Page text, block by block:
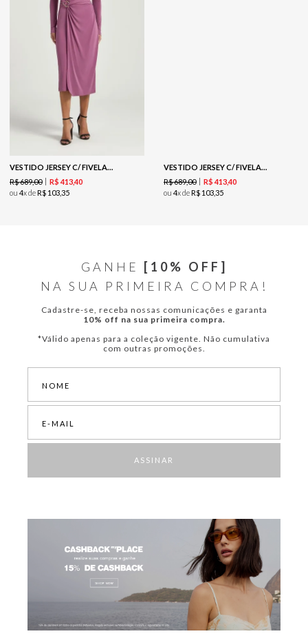
VESTIDO JERSEY C/ FIVELA - LUXO
R$689,00 R$ 41340
ou 4x deR$ 10335
VESTIDO JERSEY C/ FIVELA - MARROM
R$689,00 R$ 41340
ou 4x deR$ 10335
GANHE
[10% OFF]
NA SUA PRIMEIRA COMPRA!
Cadastre-se, receba nossas comunicações e garanta
10% off na sua primeira compra.
*Válido apenas para a coleção vigente. Não cumulativa
com outras promoções.
ASSINAR